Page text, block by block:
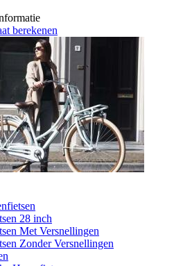
berekenen
28 inch
Met Versnellingen
Zonder Versnellingen